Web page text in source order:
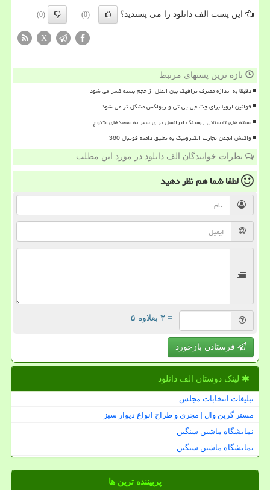
این پست الف دانلود را می پسندید؟ (0)
(0)
X
تازه ترین پستهای مرتبط
دقیقا به اندازه مصرف ترافیک بین الملل از حجم بسته کسر می شود
قوانین اروپا برای چت جی پی تی و ربولکس مشکل تر می شود
بسته های تابستانی رومینگ ایرانسل برای سفر به مقصدهای متنوع
واکنش انجمن تجارت الکترونیک به تعلیق دامنه فوتبال 360
نظرات خوانندگان الف دانلود در مورد این مطلب
لطفا شما همنظر دهید
= ۳ بعلاوه ۵
فرستادن بازخورد
لینک دوستان الف دانلود
تبلیغات انتخابات مجلس
مستر گرین وال | مجری و طراح انواع دیوار سبز
نمایشگاه ماشین سنگین
نمایشگاه ماشین سنگین
پربیننده ترین ها